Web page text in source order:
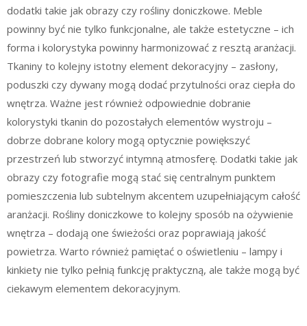
dodatki takie jak obrazy czy rośliny doniczkowe. Meble
powinny być nie tylko funkcjonalne, ale także estetyczne – ich
forma i kolorystyka powinny harmonizować z resztą aranżacji.
Tkaniny to kolejny istotny element dekoracyjny – zasłony,
poduszki czy dywany mogą dodać przytulności oraz ciepła do
wnętrza. Ważne jest również odpowiednie dobranie
kolorystyki tkanin do pozostałych elementów wystroju –
dobrze dobrane kolory mogą optycznie powiększyć
przestrzeń lub stworzyć intymną atmosferę. Dodatki takie jak
obrazy czy fotografie mogą stać się centralnym punktem
pomieszczenia lub subtelnym akcentem uzupełniającym całość
aranżacji. Rośliny doniczkowe to kolejny sposób na ożywienie
wnętrza – dodają one świeżości oraz poprawiają jakość
powietrza. Warto również pamiętać o oświetleniu – lampy i
kinkiety nie tylko pełnią funkcję praktyczną, ale także mogą być
ciekawym elementem dekoracyjnym.